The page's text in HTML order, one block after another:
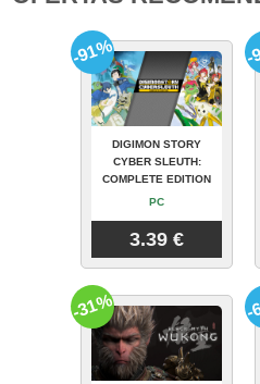
DIGIMON STORY
CYBER SLEUTH:
COMPLETE EDITION
PC
3.39 €
-91% -
-31% -